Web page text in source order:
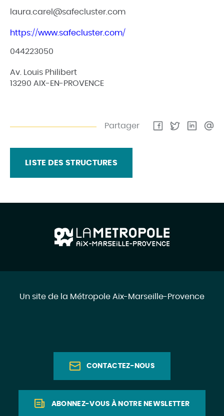
−
laura.carel@safecluster.com
https://www.safecluster.com/
044223050
Av. Louis Philibert
13290 AIX-EN-PROVENCE
Partager
LISTE DES STRUCTURES
Un site de la Métropole Aix-Marseille-Provence
CONTACTEZ-NOUS
ABONNEZ-VOUS À NOTRE NEWSLETTER